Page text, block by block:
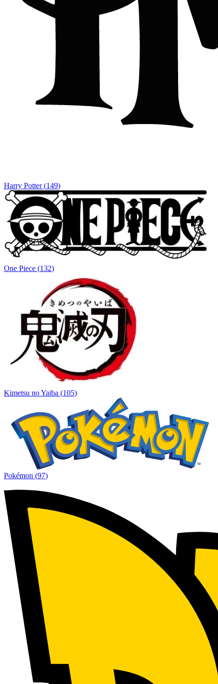
Harry Potter (149)
One Piece (132)
Kimetsu no Yaiba (105)
Pokémon (97)